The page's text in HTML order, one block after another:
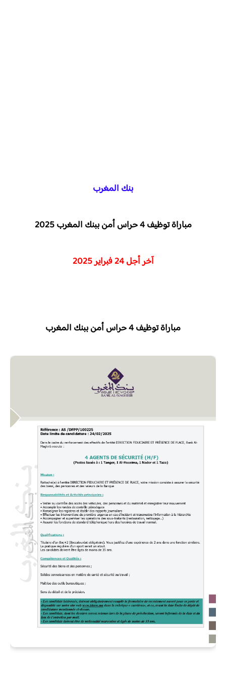
بنك المغرب
مباراة توظيف4 حراس أمن ببنك المغرب 2025
آخر أجل 24 فبراير 2025
مباراة توظيف4 حراس أمن ببنك المغرب